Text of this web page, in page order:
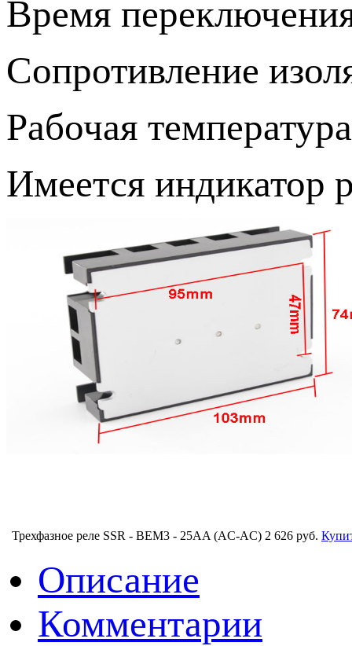
Время
Сопротивление
Рабочая
Имеется индикатор
Трехфазное реле SSR - BEM3 - 25AA (AC-AC) 2 626 руб.
Описание
Комментарии